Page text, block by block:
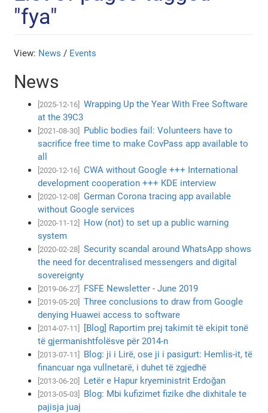
"fya"
View: News / Events
News
[2025-12-16]
Wrapping Up the Year With Free Software
at the 39C3
[2021-08-30]
Public bodies fail: Volunteers have to
sacrifice free time to make CovPass app available to
all
[2020-12-16]
CWA without Google +++ International
development cooperation +++ KDE interview
[2020-12-08]
German Corona tracing app available
without Google services
[2020-11-12]
How (not) to set up a public warning
system
[2020-02-28]
Security scandal around WhatsApp shows
the need for decentralised messengers and digital
sovereignty
[2019-06-27] FSFE Newsletter - June 2019
[2019-05-20]
Three conclusions to draw from Google
denying Huawei access to software
[2014-07-11]
[Blog] Raportim prej takimit të ekipit tonë
të gjermanishtfolësve për 2014-n
[2013-07-11]
Blog: ji i Lirë, ose ji i pasigurt: Hemlis-it, të
financuar nga vullnetarë, i duhet të zgjedhë
[2013-06-20] Letër e Hapur kryeministrit Erdoğan
[2013-05-03]
Blog: Mbi kufizimet fizike dhe dixhitale te
pajisja juaj